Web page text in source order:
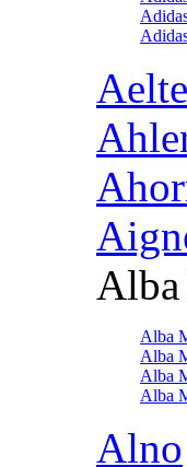
Alba
Alba
Alba
Alba
Alno